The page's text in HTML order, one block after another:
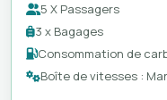
5 X Passagers
3 x Bagages
Consommation de
Boîte de vitesses :